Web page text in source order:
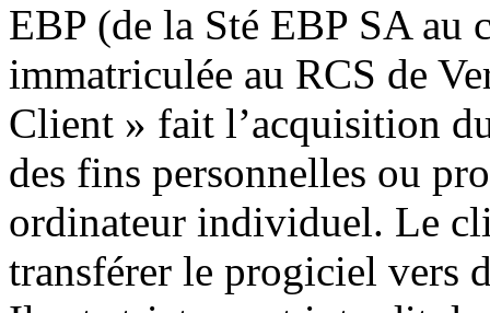
EBP (de la Sté EBP SA au
immatriculée au RCS de
Client » fait l’acquisition
des fins personnelles ou
ordinateur individuel. Le
transférer le progiciel vers